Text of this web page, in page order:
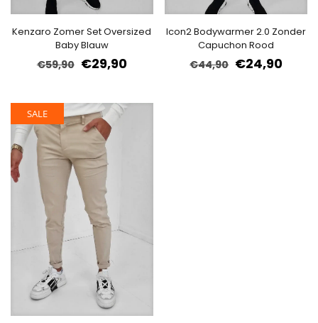
Kenzaro Zomer Set Oversized
Baby Blauw
€59,90 €29,90
Icon2 Bodywarmer 2.0 Zonder
Capuchon Rood
€44,90 €24,90
SALE